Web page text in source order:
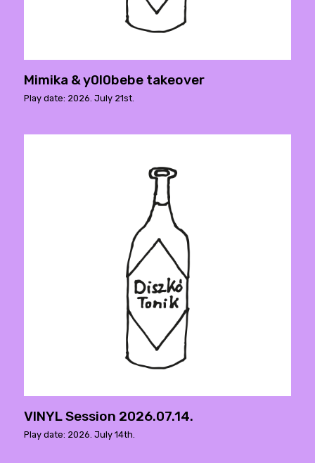
Mimika & y0l0bebe takeover
Play date: 2026. July 21st.
VINYL Session 2026.07.14.
Play date: 2026. July 14th.